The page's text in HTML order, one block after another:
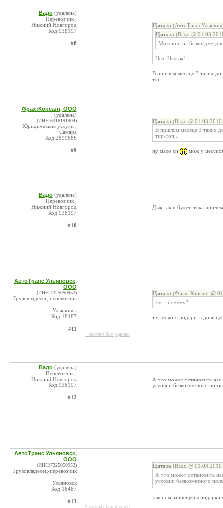
Вадо (удалена)
Перевозчик ,
Нижний Новгород
Код:938197
#8
Цитата
Цитата (Вадо @
Можно и на
Неа. Нельзя!
В пршлом месяце 3 таких
топ...
ФрахтКонсалт, ООО
(удалена)
(ИНН:6318191904)
Юридические услуги ,
Самара
Код:2899686
#9
Цитата (Вадо @ 01.03.2010
В пршлом месяце 3 таких
тип-топ...
ну мало ли мож у
Вадо (удалена)
Перевозчик ,
Нижний Новгород
Код:938197
#10
Дык так и будет..тока
АвтоТранс Ульяновск,
ООО
(ИНН:7325050952)
Грузовладелец-перевозчик
Ульяновск
Код:18487
#11
* контакт был удален
Цитата (ФрахтКонсалт @
хм... почему?
т.е. можно подарить долг
Вадо (удалена)
Перевозчик ,
Нижний Новгород
Код:938197
#12
А что может остановить
условии безвозмезного
АвтоТранс Ульяновск,
ООО
(ИНН:7325050952)
Грузовладелец-перевозчик
Ульяновск
Код:18487
#13
* контакт был удален
Цитата (Вадо @ 01.03.2010
А что может остановить
условии безвозмезного
законом запрещены